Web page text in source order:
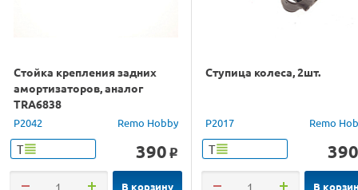
Стойка крепления задних
амортизаторов, аналог
TRA6838
P2042 Remo Hobby
Т 390 o
В корзину
Ступица колеса, 2шт.
P2017 Remo
Т 390
В